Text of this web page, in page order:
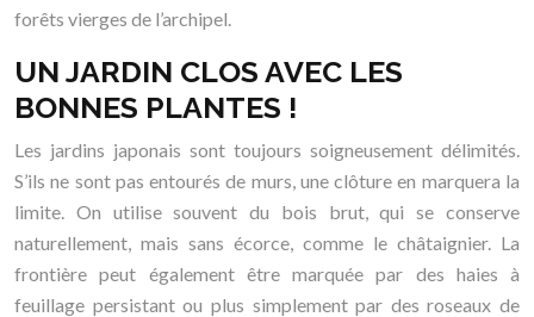
forêts vierges de l’archipel.
UN JARDIN CLOS AVEC LES
BONNES PLANTES !
Les jardins japonais sont toujours soigneusement délimités.
S’ils ne sont pas entourés de murs, une clôture en marquera la
limite. On utilise souvent du bois brut, qui se conserve
naturellement, mais sans écorce, comme le châtaignier. La
frontière peut également être marquée par des haies à
feuillage persistant ou plus simplement par des roseaux de